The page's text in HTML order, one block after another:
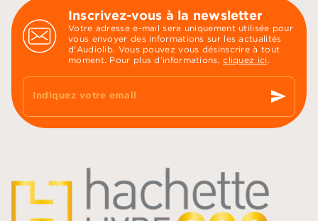
Inscrivez-vous à la newsletter
Votre adresse e-mail sera uniquement utilisée pour
vous envoyer des informations sur les actualités
d'Audiolib. Vous pouvez vous désinscrire à tout
moment. Pour plus d’informations,cliquez ici .
Indiquez votre email send